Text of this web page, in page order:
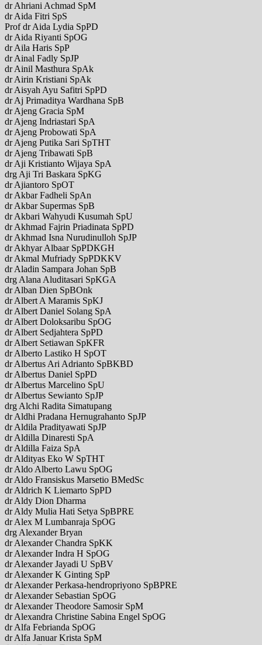
dr Ahriani Achmad SpM
dr Aida Fitri SpS
Prof dr Aida Lydia SpPD
dr Aida Riyanti SpOG
dr Aila Haris SpP
dr Ainal Fadly SpJP
dr Ainil Masthura SpAk
dr Airin Kristiani SpAk
dr Aisyah Ayu Safitri SpPD
dr Aj Primaditya Wardhana SpB
dr Ajeng Gracia SpM
dr Ajeng Indriastari SpA
dr Ajeng Probowati SpA
dr Ajeng Putika Sari SpTHT
dr Ajeng Tribawati SpB
dr Aji Kristianto Wijaya SpA
drg Aji Tri Baskara SpKG
dr Ajiantoro SpOT
dr Akbar Fadheli SpAn
dr Akbar Supermas SpB
dr Akbari Wahyudi Kusumah SpU
dr Akhmad Fajrin Priadinata SpPD
dr Akhmad Isna Nurudinulloh SpJP
dr Akhyar Albaar SpPDKGH
dr Akmal Mufriady SpPDKKV
dr Aladin Sampara Johan SpB
drg Alana Aluditasari SpKGA
dr Alban Dien SpBOnk
dr Albert A Maramis SpKJ
dr Albert Daniel Solang SpA
dr Albert Doloksaribu SpOG
dr Albert Sedjahtera SpPD
dr Albert Setiawan SpKFR
dr Alberto Lastiko H SpOT
dr Albertus Ari Adrianto SpBKBD
dr Albertus Daniel SpPD
dr Albertus Marcelino SpU
dr Albertus Sewianto SpJP
drg Alchi Radita Simatupang
dr Aldhi Pradana Hernugrahanto SpJP
dr Aldila Pradityawati SpJP
dr Aldilla Dinaresti SpA
dr Aldilla Faiza SpA
dr Aldityas Eko W SpTHT
dr Aldo Alberto Lawu SpOG
dr Aldo Fransiskus Marsetio BMedSc
dr Aldrich K Liemarto SpPD
dr Aldy Dion Dharma
dr Aldy Mulia Hati Setya SpBPRE
dr Alex M Lumbanraja SpOG
drg Alexander Bryan
dr Alexander Chandra SpKK
dr Alexander Indra H SpOG
dr Alexander Jayadi U SpBV
dr Alexander K Ginting SpP
dr Alexander Perkasa-hendropriyono SpBPRE
dr Alexander Sebastian SpOG
dr Alexander Theodore Samosir SpM
dr Alexandra Christine Sabina Engel SpOG
dr Alfa Febrianda SpOG
dr Alfa Januar Krista SpM